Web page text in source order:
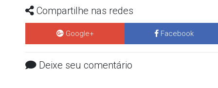
Compartilhe nas redes
Google+ Facebook
Deixe seu comentário